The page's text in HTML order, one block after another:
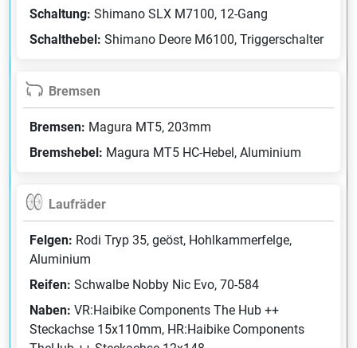
Schaltung: Shimano SLX M7100, 12-Gang
Schalthebel: Shimano Deore M6100, Triggerschalter
Bremsen
Bremsen: Magura MT5, 203mm
Bremshebel: Magura MT5 HC-Hebel, Aluminium
Laufräder
Felgen: Rodi Tryp 35, geöst, Hohlkammerfelge,
Aluminium
Reifen: Schwalbe Nobby Nic Evo, 70-584
Naben: VR:Haibike Components The Hub ++
Steckachse 15x110mm, HR:Haibike Components